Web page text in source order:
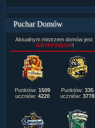
Puchar Domów
Aktualnym mistrzem domów jest
GRYFFINDOR!
Punktów: 1509
uczniów: 4220
Punktów: 335
uczniów: 3778